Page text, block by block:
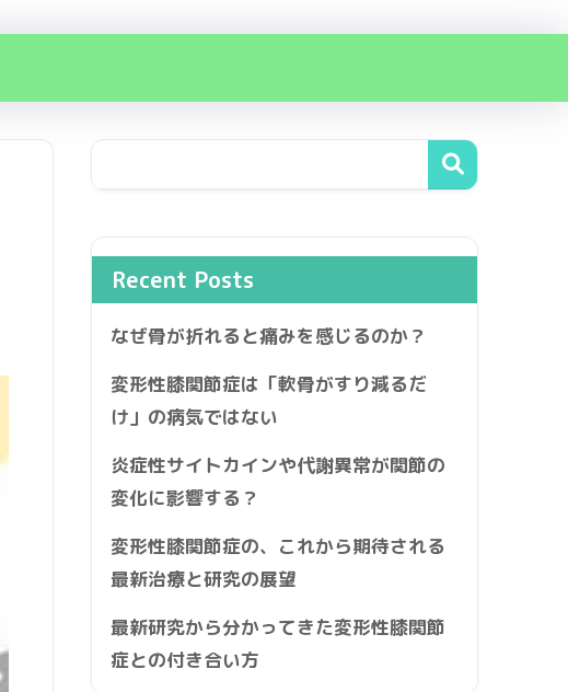
Recent Posts
なぜ骨が折れると痛みを感じるのか？
変形性膝関節症は「軟骨がすり減るだ
け」の病気ではない
炎症性サイトカインや代謝異常が関節の
変化に影響する？
変形性膝関節症の、これから期待される
最新治療と研究の展望
最新研究から分かってきた変形性膝関節
症との付き合い方